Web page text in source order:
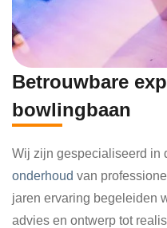
Betrouwbare
bowlingbaan
Wij zijn gespecialiseerd in
onderhoud van
jaren ervaring begeleiden
advies en ontwerp tot